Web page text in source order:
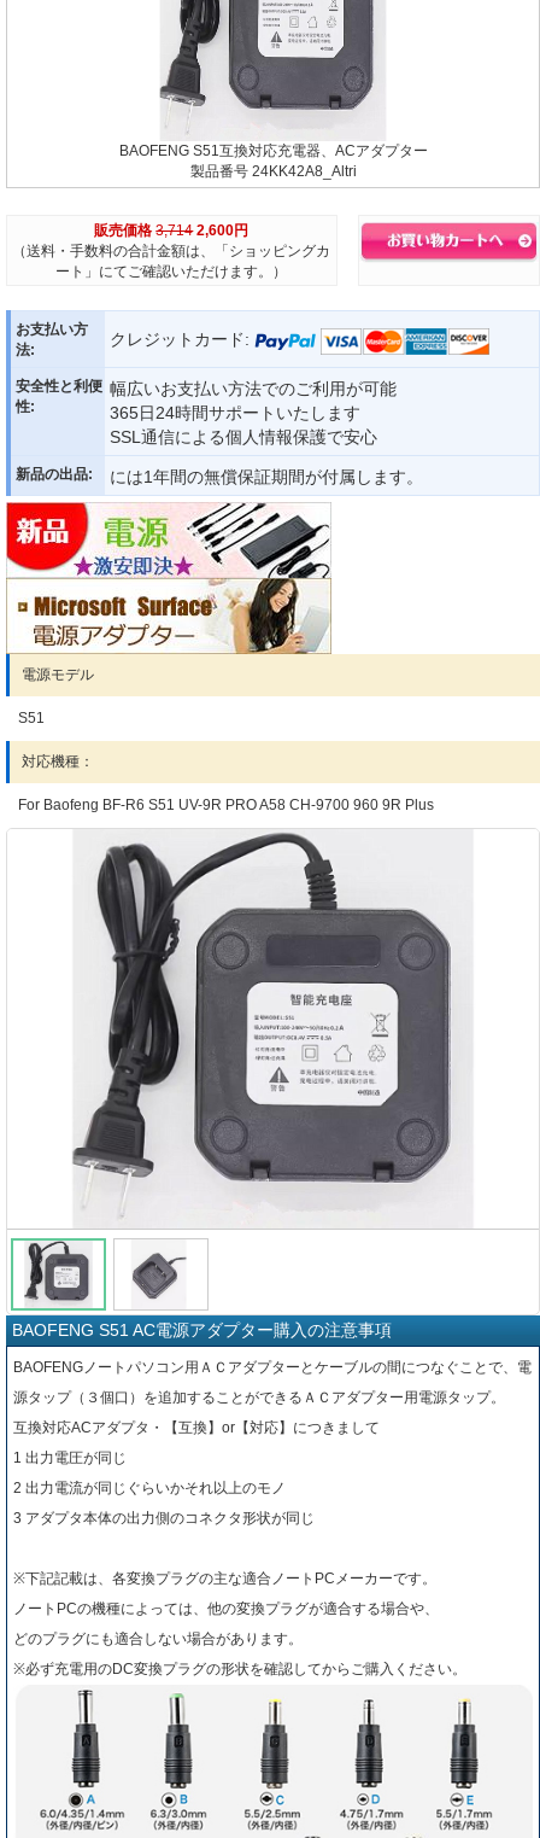
BAOFENG S51互換対応充電器、ACアダプター
製品番号 24KK42A8_Altri
販売価格 3,714 2,600円
（送料・手数料の合計金額は、「ショッピングカ
ート」にてご確認いただけます。）
お支払い方
法:
クレジットカード:
安全性と利便
性:
幅広いお支払い方法でのご利用が可能
365日24時間サポートいたします
SSL通信による個人情報保護で安心
新品の出品: には1年間の無償保証期間が付属します。
電源モデル
S51
対応機種：
For Baofeng BF-R6 S51 UV-9R PRO A58 CH-9700 960 9R Plus
BAOFENG S51 AC電源アダプター購入の注意事項
BAOFENGノートパソコン用ＡＣアダプターとケーブルの間につなぐことで、電
源タップ（３個口）を追加することができるＡＣアダプター用電源タップ。
互換対応ACアダプタ・【互換】or【対応】につきまして
1 出力電圧が同じ
2 出力電流が同じぐらいかそれ以上のモノ
3 アダプタ本体の出力側のコネクタ形状が同じ
※下記記載は、各変換プラグの主な適合ノートPCメーカーです。
ノートPCの機種によっては、他の変換プラグが適合する場合や、
どのプラグにも適合しない場合があります。
※必ず充電用のDC変換プラグの形状を確認してからご購入ください。